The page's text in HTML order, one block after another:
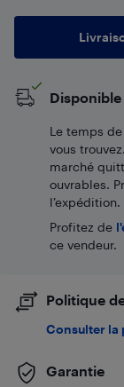
Le temps
vous
marché
ouvrables.
l’expédition.
Profitez de
ce vendeur.
Politique
Consulter la
Garantie